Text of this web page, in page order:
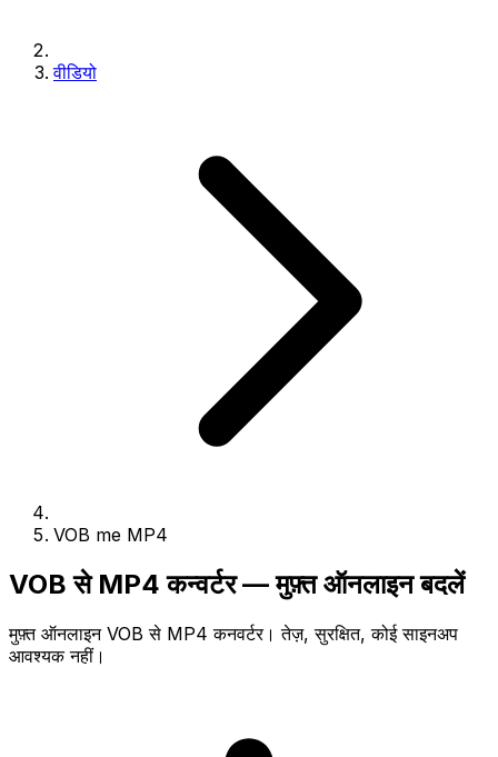
वीडियो
VOB me MP4
VOB से MP4 कन्वर्टर — मुफ़्त ऑनलाइन बदलें
मुफ़्त ऑनलाइन VOB से MP4 कनवर्टर। तेज़, सुरक्षित, कोई साइनअप
आवश्यक नहीं।